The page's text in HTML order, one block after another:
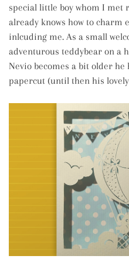
special little boy whom I met
already knows how to charm
inlcuding me. As a small
adventurous teddybear on a
Nevio becomes a bit older
papercut (until then his